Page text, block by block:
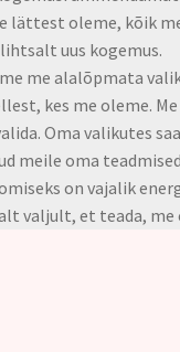
lättest oleme, kõik
uus kogemus.
me alalõpmata
kes me oleme.
Oma valikutes
meile oma
on vajalik
valjult, et teada, me